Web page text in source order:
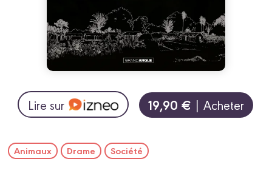
Lire sur 19,90 € | Acheter
Animaux Drame Société